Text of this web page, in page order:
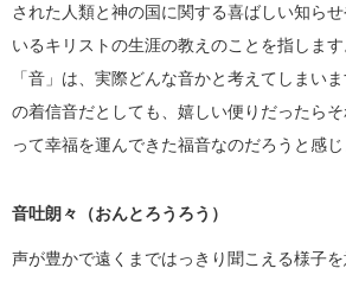
された人類と神の国に関する喜ばしい知ら
いるキリストの生涯の教えのことを指しま
「音」は、実際どんな音かと考えてしまい
の着信音だとしても、嬉しい便りだったら
って幸福を運んできた福音なのだろうと感じ
音吐朗々（おんとろうろう）
声が豊かで遠くまではっきり聞こえる様子を